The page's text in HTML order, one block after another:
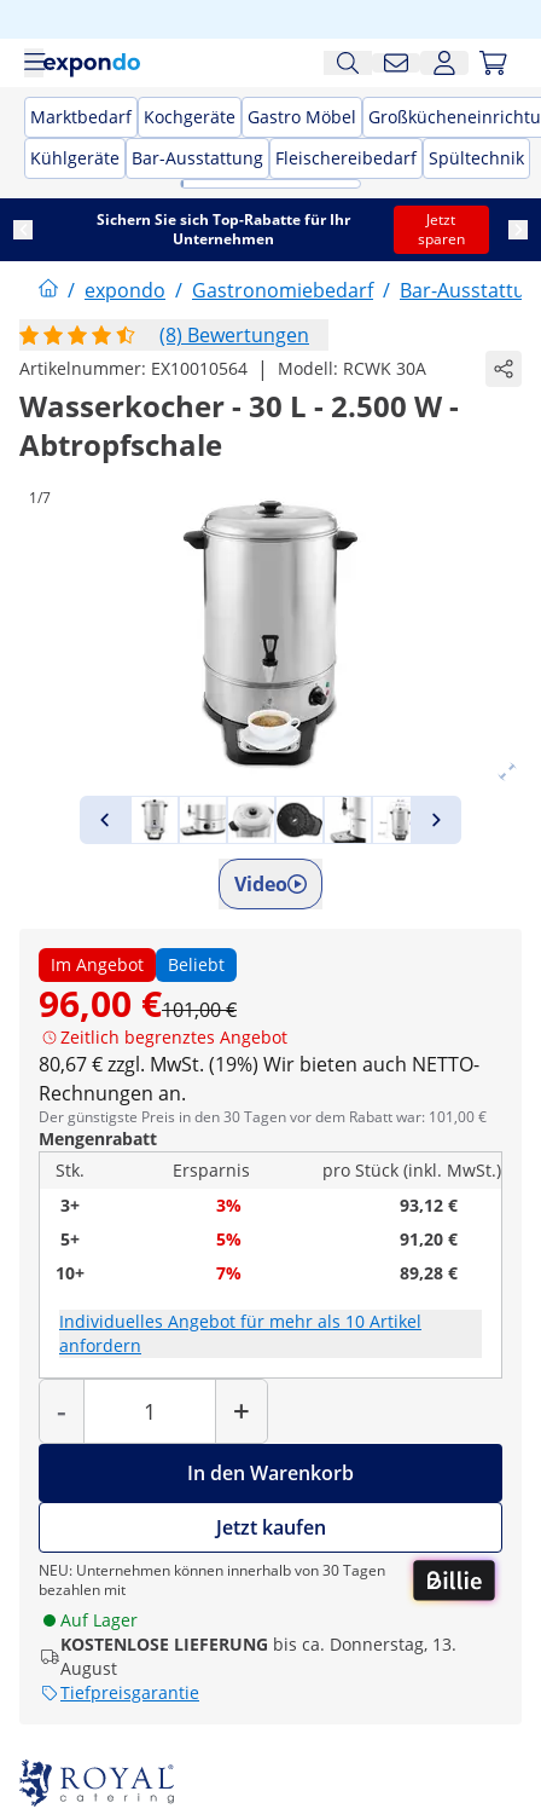
Marktbedarf Kochgeräte Gastro Möbel
Kühlgeräte Bar-Ausstattung Fleischereibedarf Spültechnik
Sichern Sie sich Top-Rabatte für Ihr
Unternehmen
Jetzt
sparen
/ expondo / Gastronomiebedarf / Bar-
(8) Bewertungen
Artikelnummer: EX10010564 | Modell: RCWK 30A
Wasserkocher - 30 L - 2.500 W -
Abtropfschale
1/7
Video
Im Angebot Beliebt
96,00 €101,00 €
Zeitlich begrenztes Angebot
80,67 € zzgl. MwSt. (19%) Wir bieten auch NETTO-
Rechnungen an.
Der günstigste Preis in den 30 Tagen vor dem Rabatt war: 101,00 €
Mengenrabatt
Stk.
Ersparnis
pro Stück (inkl. MwSt.)
3+
3%
93,12 €
5+
5%
91,20 €
10+
7% 89,28 €
Individuelles Angebot für mehr als 10 Artikel
anfordern
-
Menge
+
In den Warenkorb
Jetzt kaufen
NEU: Unternehmen können innerhalb von 30 Tagen
bezahlen mit
Auf Lager
KOSTENLOSE LIEFERUNG bis ca. Donnerstag, 13.
August
Tiefpreisgarantie